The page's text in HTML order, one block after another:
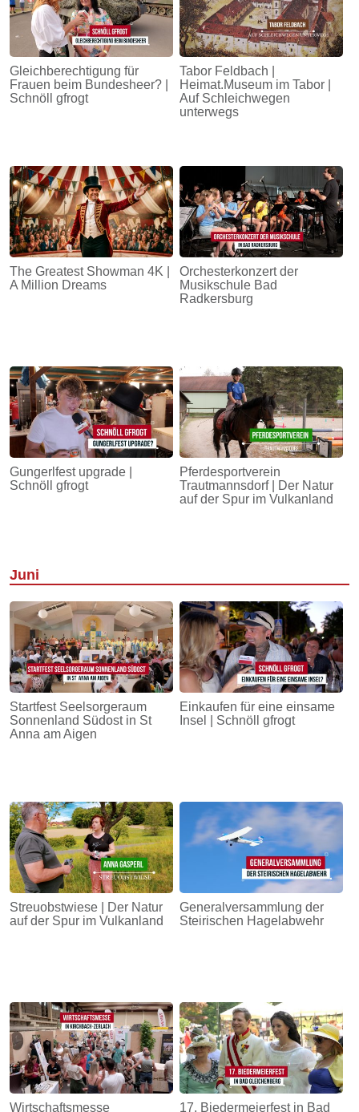
Gleichberechtigung für
Frauen beim Bundesheer? |
Schnöll gfrogt
Tabor Feldbach |
Heimat.Museum im Tabor |
Auf Schleichwegen
unterwegs
The Greatest Showman 4K |
A Million Dreams
Orchesterkonzert der
Musikschule Bad
Radkersburg
Gungerlfest upgrade |
Schnöll gfrogt
Pferdesportverein
Trautmannsdorf | Der Natur
auf der Spur im Vulkanland
Juni
Startfest Seelsorgeraum
Sonnenland Südost in St
Anna am Aigen
Einkaufen für eine einsame
Insel | Schnöll gfrogt
Streuobstwiese | Der Natur
auf der Spur im Vulkanland
Generalversammlung der
Steirischen Hagelabwehr
Wirtschaftsmesse
17. Biedermeierfest in Bad